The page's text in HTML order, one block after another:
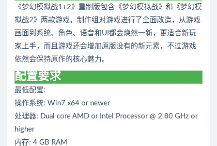
《梦幻模拟战1+2》重制版包含《梦幻模拟战》和《梦幻模
拟战2》两款游戏，制作组对游戏进行了全面改造，从游戏
画面到系统、角色、语音和UI都会焕然一新，更适合新玩
家上手，而且游戏还会增加原版没有的新元素，不过游戏
依然会保持原作的核心魅力。
配置要求
最低配置:
操作系统: Win7 x64 or newer
处理器: Dual core AMD or Intel Processor @ 2.80 GHz or
higher
内存: 4 GB RAM